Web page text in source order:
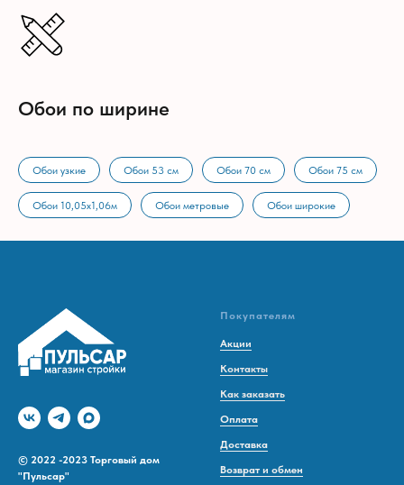
Обои по ширине
Обои узкие Обои 53 см Обои 70 см Обои 75 см
Обои 10,05х1,06м Обои метровые Обои широкие
© 2022 -2023 Торговый дом
"Пульсар"
Покупателям
Акции
Контакты
Как заказать
Оплата
Доставка
Возврат и обмен